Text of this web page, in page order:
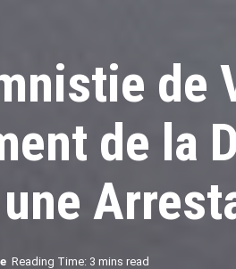
de la
Reading Time: 3 mins read